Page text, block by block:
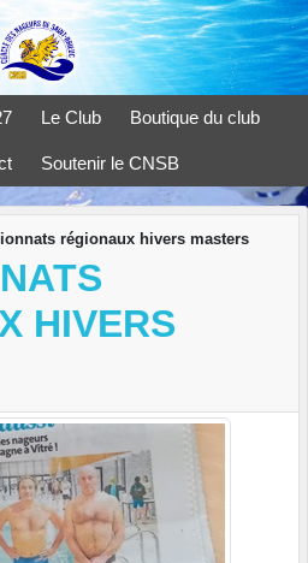
Le Club Boutique du club
Soutenir le CNSB
régionaux hivers masters
HIVERS